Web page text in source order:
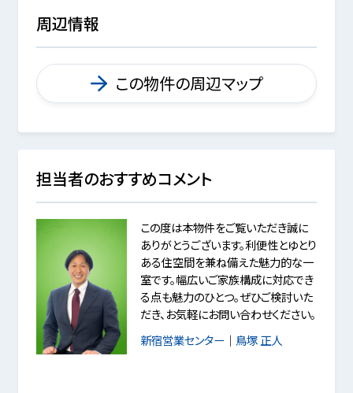
周辺情報
この物件の周辺マップ
担当者のおすすめコメント
この度は本物件をご覧いただき誠に
ありがとうございます。利便性とゆとり
ある住空間を兼ね備えた魅力的な一
室です。幅広いご家族構成に対応でき
る点も魅力のひとつ。ぜひご検討いた
だき、お気軽にお問い合わせください。
新宿営業センター ｜ 鳥塚 正人